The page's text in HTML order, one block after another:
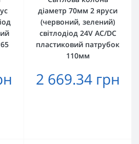
діаметр 70мм 2 яруси
(червоний, зелений)
світлодіод 24V AC/DC
пластиковий патрубок
110мм
2 669.34 грн